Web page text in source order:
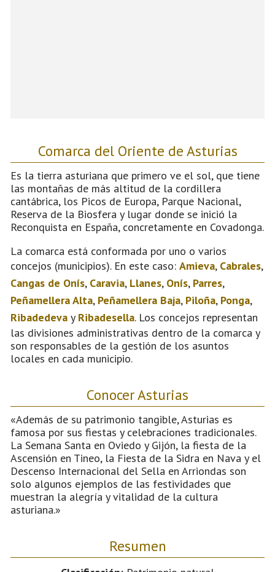
Comarca del Oriente de Asturias
Es la tierra asturiana que primero ve el sol, que tiene
las montañas de más altitud de la cordillera
cantábrica, los Picos de Europa, Parque Nacional,
Reserva de la Biosfera y lugar donde se inició la
Reconquista en España, concretamente en Covadonga.
La comarca está conformada por uno o varios
concejos (municipios). En este caso: Amieva, Cabrales,
Cangas de Onís, Caravia, Llanes, Onís, Parres,
Peñamellera Alta, Peñamellera Baja, Piloña, Ponga,
Ribadedeva y Ribadesella. Los concejos representan
las divisiones administrativas dentro de la comarca y
son responsables de la gestión de los asuntos
locales en cada municipio.
Conocer Asturias
«Además de su patrimonio tangible, Asturias es
famosa por sus fiestas y celebraciones tradicionales.
La Semana Santa en Oviedo y Gijón, la fiesta de la
Ascensión en Tineo, la Fiesta de la Sidra en Nava y el
Descenso Internacional del Sella en Arriondas son
solo algunos ejemplos de las festividades que
muestran la alegría y vitalidad de la cultura
asturiana.»
Resumen